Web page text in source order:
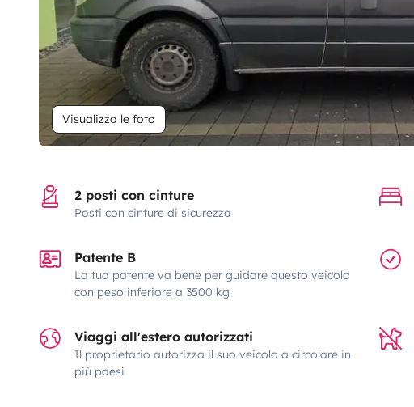
Visualizza le foto
2 posti con cinture
Posti con cinture di sicurezza
Patente B
La tua patente va bene per guidare questo veicolo
con peso inferiore a 3500 kg
Viaggi all'estero autorizzati
Il proprietario autorizza il suo veicolo a circolare in
più paesi